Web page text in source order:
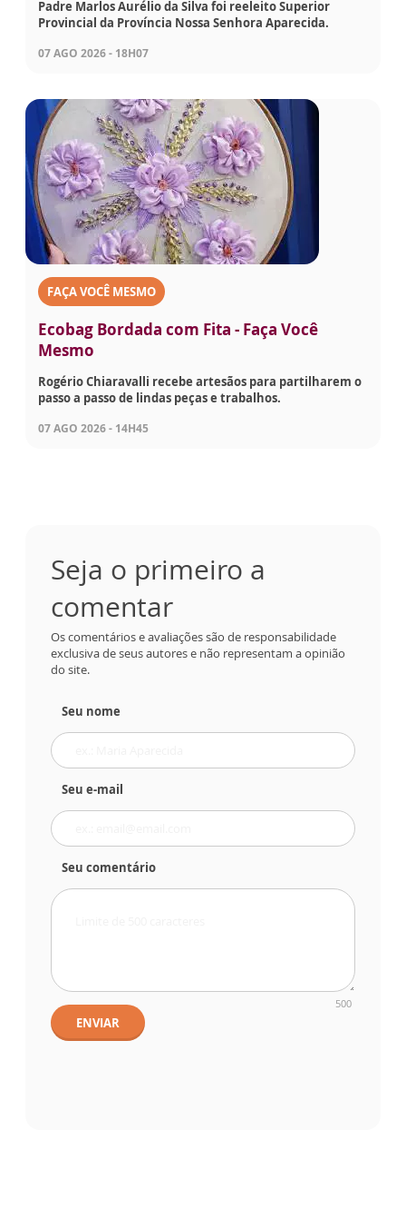
Padre Marlos Aurélio da Silva foi reeleito Superior
Provincial da Província Nossa Senhora Aparecida.
07 AGO 2026 - 18H07
FAÇA VOCÊ MESMO
Ecobag Bordada com Fita - Faça Você
Mesmo
Rogério Chiaravalli recebe artesãos para partilharem o
passo a passo de lindas peças e trabalhos.
07 AGO 2026 - 14H45
Seja o primeiro a
comentar
Os comentários e avaliações são de responsabilidade
exclusiva de seus autores e não representam a opinião
do site.
Seu nome
Seu e-mail
Seu comentário
500
ENVIAR